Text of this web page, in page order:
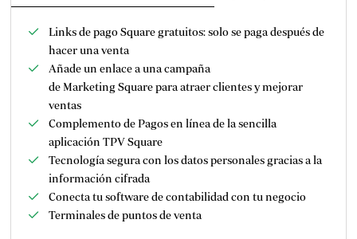
Links de pago Square gratuitos: solo se paga después de
hacer una venta
Añade un enlace a una campaña
deMarketing Squarepara atraer clientes y mejorar
ventas
Complemento de Pagos en línea de la sencilla
aplicación TPV Square
Tecnología segura con los datos personales gracias a la
información cifrada
Conecta tu software de contabilidad con tu negocio
Terminales de puntos de venta